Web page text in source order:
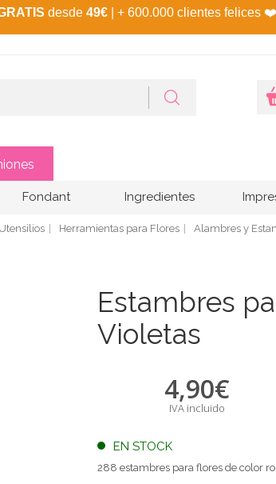
desde 49€ | + 600.000 clientes felices ❤️
Fondant Ingredientes
Utensilios Herramientas para Flores Alambres y
Estambres
Violetas
4,90€
IVA incluido
EN STOCK
288 estambres para flores de color